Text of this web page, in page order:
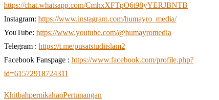
https://chat.whatsapp.com/CmhxXFTpO6t98yYERJBNTB
Instagram: https://www.instagram.com/humayro_media/
YouTube: https://www.youtube.com/@humayromedia
Telegram : https://t.me/pusatstudiislam2
Facebook Fanspage : https://www.facebook.com/profile.php?
id=61572918724311
KhitbahpernikahanPertunangan